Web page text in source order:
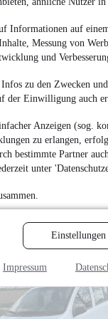
Informationen auf
Messung von
und
zu den Zwecken
der Einwilligung auch
Anzeigen (sog.
zu erlangen,
bestimmte Partner
unter
Impressum